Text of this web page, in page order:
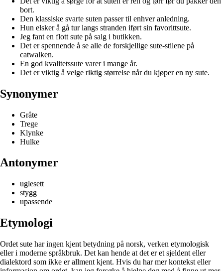
bort.
Den klassiske svarte suten passer til enhver anledning.
Hun elsker å gå tur langs stranden iført sin favorittsute.
Jeg fant en flott sute på salg i butikken.
Det er spennende å se alle de forskjellige sute-stilene på
catwalken.
En god kvalitetssute varer i mange år.
Det er viktig å velge riktig størrelse når du kjøper en ny sute.
Synonymer
Gråte
Trege
Klynke
Hulke
Antonymer
uglesett
stygg
upassende
Etymologi
Ordet sute har ingen kjent betydning på norsk, verken etymologisk
eller i moderne språkbruk. Det kan hende at det er et sjeldent eller
dialektord som ikke er allment kjent. Hvis du har mer kontekst eller